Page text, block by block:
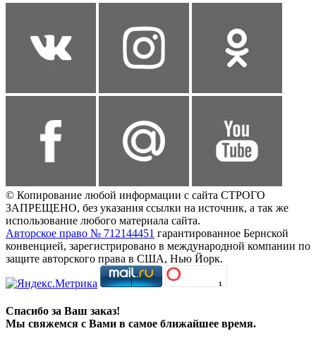
© Копирование любой информации с сайта СТРОГО
ЗАПРЕЩЕНО, без указания ссылки на источник, а так же
использование любого материала сайта.
Авторское право № 712144451 гарантированное Бернской
конвенцией, зарегистрировано в международной компании по
защите авторского права в США, Нью Йорк.
Спасибо за Ваш заказ!
Мы свяжемся с Вами в самое ближайшее время.